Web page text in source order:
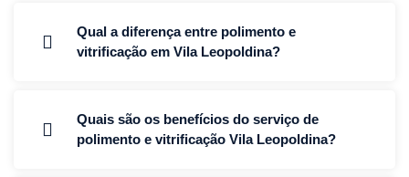
Qual a diferença entre polimento e
vitrificação em Vila Leopoldina?
Quais são os benefícios do serviço de
polimento e vitrificação Vila Leopoldina?